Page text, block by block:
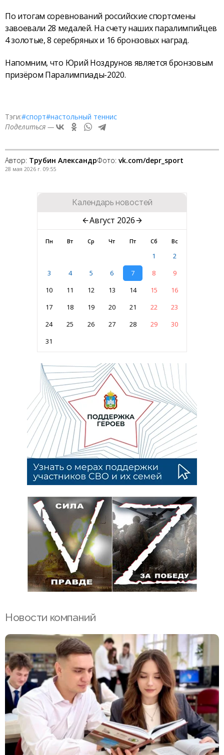
По итогам соревнований российские спортсмены
завоевали 28 медалей. На счету наших паралимпийцев
4 золотые, 8 серебряных и 16 бронзовых наград.
Напомним, что Юрий Ноздрунов является бронзовым
призёром Паралимпиады-2020.
Тэги:#спорт#настольный теннис
Поделиться —
Автор: Трубин АлександрФото: vk.com/depr_sport
28 мая 2026 г. 09:55
Календарь новостей
Август 2026
Пн Вт Ср Чт Пт Сб Вс
1
2
3
4 5 6 7 8
9
10
11 12 13 14 15
16
17
18 19 20 21 22
23
24
25 26 27 28 29
30
31
Новости компаний